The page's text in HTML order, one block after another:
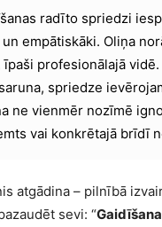
radīto spriedzi
empātiskāki. Oliņa
īpaši profesionālajā
spriedze
ne vienmēr nozīmē
vai konkrētajā brīdī
atgādina – pilnībā
sevi: “